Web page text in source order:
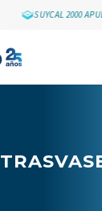
SUYCAL 2000